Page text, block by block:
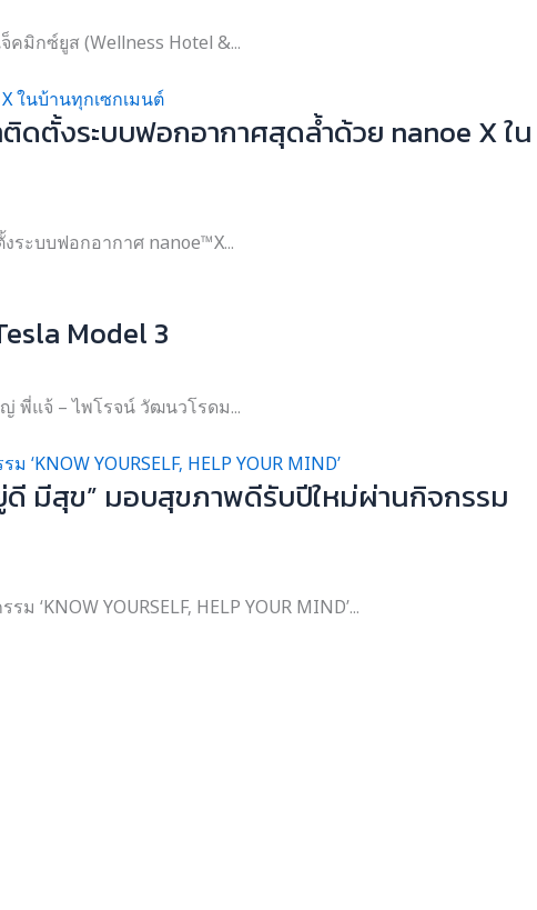
คมิกซ์ยูส (Wellness Hotel &...
ติดตั้งระบบฟอกอากาศสุดล้ำด้วย nanoe X ใน
ระบบฟอกอากาศ nanoe™X...
Model 3
พี่แจ้ – ไพโรจน์ วัฒนวโรดม...
ดี มีสุข” มอบสุขภาพดีรับปีใหม่ผ่านกิจกรรม
YOURSELF, HELP YOUR MIND’...